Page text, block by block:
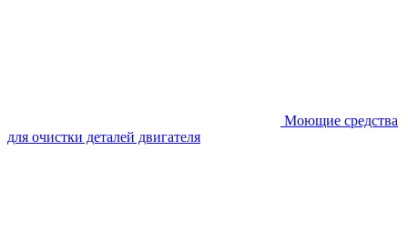
Моющие средства
для очистки деталей двигателя